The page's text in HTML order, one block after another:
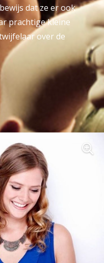
dat ze er ook
prachtige kleine
over de